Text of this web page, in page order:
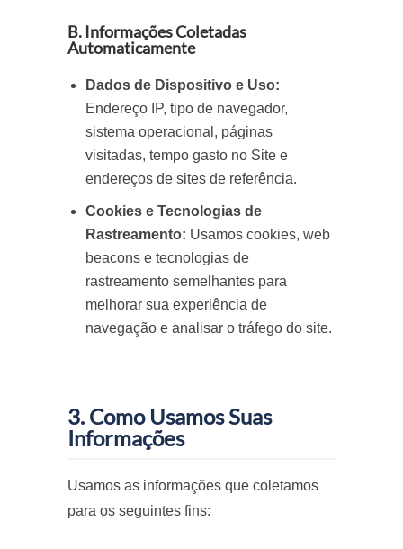
B. Informações Coletadas
Automaticamente
Dados de Dispositivo e Uso:
Endereço IP, tipo de navegador,
sistema operacional, páginas
visitadas, tempo gasto no Site e
endereços de sites de referência.
Cookies e Tecnologias de
Rastreamento: Usamos cookies, web
beacons e tecnologias de
rastreamento semelhantes para
melhorar sua experiência de
navegação e analisar o tráfego do site.
3. Como Usamos Suas
Informações
Usamos as informações que coletamos
para os seguintes fins: